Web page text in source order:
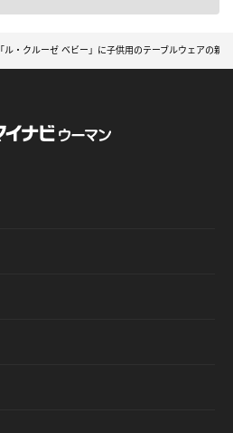
「ル・クルーゼ ベビー」に子供用のテーブルウェアの新